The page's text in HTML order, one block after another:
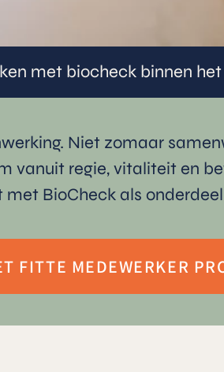
met biocheck binnen
Niet zomaar
vanuit regie, vitaliteit en
BioCheck als
FITTE MEDEWERKER